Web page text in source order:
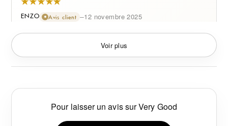
ENZO Avis client –12 novembre 2025
Mon parfum préféré je valide
Voir plus
Pour laisser un avis surVery Good